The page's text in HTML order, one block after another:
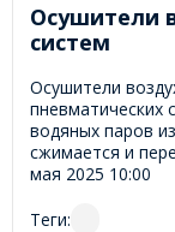
Осушители
систем
Осушители
пневматических
водяных паров
сжимается и
мая 2025 10:00
Теги: